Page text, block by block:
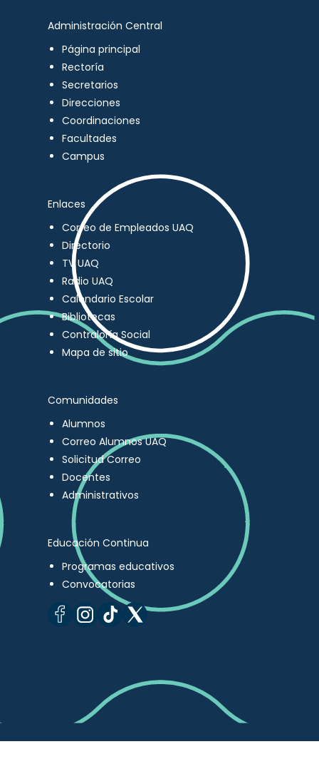
Administración Central
Página principal
Rectoría
Secretarios
Direcciones
Coordinaciones
Facultades
Campus
Enlaces
Correo de Empleados UAQ
Directorio
TV UAQ
Radio UAQ
Calendario Escolar
Bibliotecas
Contraloría Social
Mapa de sitio
Comunidades
Alumnos
Correo Alumnos UAQ
Solicitud Correo
Docentes
Administrativos
Educación Continua
Programas educativos
Convocatorias